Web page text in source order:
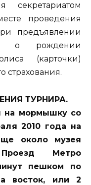
секретариатом
проведения
предъявлении
о рождении
(карточки)
страхования.
ТУРНИРА.
на мормышку со
2010 года на
около музея
Метро
пешком по
восток, или 2